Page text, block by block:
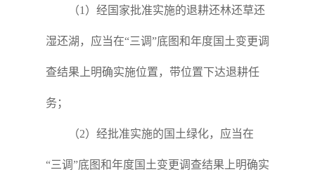
（1）经国家批准实施的退耕还林还草还
湿还湖，应当在“三调”底图和年度国土变更调
查结果上明确实施位置，带位置下达退耕任
务；
（2）经批准实施的国土绿化，应当在
“三调”底图和年度国土变更调查结果上明确实